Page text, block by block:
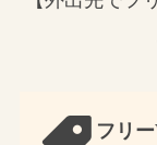
フリ